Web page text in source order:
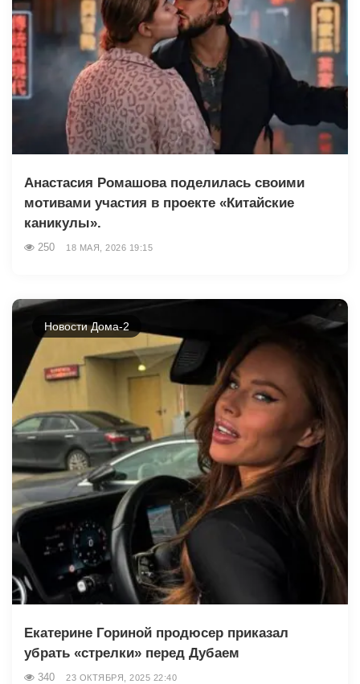
Анастасия Ромашова поделилась своими
мотивами участия в проекте «Китайские
каникулы».
250 18 МАЯ, 2026 19:15
Новости Дома-2
Екатерине Гориной продюсер приказал
убрать «стрелки» перед Дубаем
340 23 ОКТЯБРЯ, 2025 22:40